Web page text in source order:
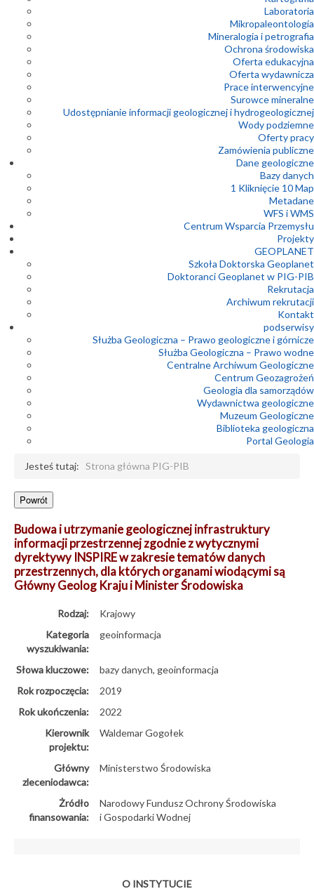
Laboratoria
Mikropaleontologia
Mineralogia i petrografia
Ochrona środowiska
Oferta edukacyjna
Oferta wydawnicza
Prace interwencyjne
Surowce mineralne
Udostępnianie informacji geologicznej i hydrogeologicznej
Wody podziemne
Oferty pracy
Zamówienia publiczne
Dane geologiczne
Bazy danych
1 Kliknięcie 10 Map
Metadane
WFS i WMS
Centrum Wsparcia Przemysłu
Projekty
GEOPLANET
Szkoła Doktorska Geoplanet
Doktoranci Geoplanet w PIG-PIB
Rekrutacja
Archiwum rekrutacji
Kontakt
podserwisy
Służba Geologiczna – Prawo geologiczne i górnicze
Służba Geologiczna – Prawo wodne
Centralne Archiwum Geologiczne
Centrum Geozagrożeń
Geologia dla samorządów
Wydawnictwa geologiczne
Muzeum Geologiczne
Biblioteka geologiczna
Portal Geologia
Jesteś tutaj: Strona główna PIG-PIB
Budowa i utrzymanie geologicznej infrastruktury
informacji przestrzennej zgodnie z wytycznymi
dyrektywy INSPIRE w zakresie tematów danych
przestrzennych, dla których organami wiodącymi są
Główny Geolog Kraju i Minister Środowiska
Rodzaj:
Krajowy
Kategoria
wyszukiwania:
geoinformacja
Słowa kluczowe:
bazy danych, geoinformacja
Rok rozpoczęcia:
2019
Rok ukończenia:
2022
Kierownik
projektu:
Waldemar Gogołek
Główny
zleceniodawca:
Ministerstwo Środowiska
Żródło
finansowania:
Narodowy Fundusz Ochrony Środowiska
i Gospodarki Wodnej
O INSTYTUCIE